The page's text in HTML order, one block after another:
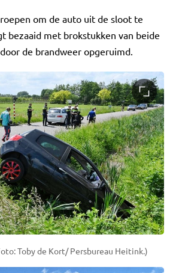
om de auto uit de sloot te
bezaaid met brokstukken van beide
de brandweer opgeruimd.
Toby de Kort/ Persbureau Heitink.)